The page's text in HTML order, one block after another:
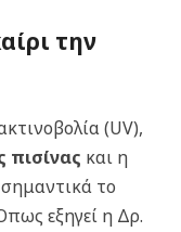
την
(UV),
πισίνας και η
το
εξηγεί η Δρ.